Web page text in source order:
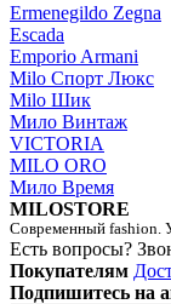
Ermenegildo Zegna
Escada
Emporio Armani
Milo Спорт Люкс
Milo Шик
Мило Винтаж
VICTORIA
MILO ORO
Мило Время
MILOSTORE
Современный fashion.
Есть вопросы?
Покупателям
Подпишитесь на